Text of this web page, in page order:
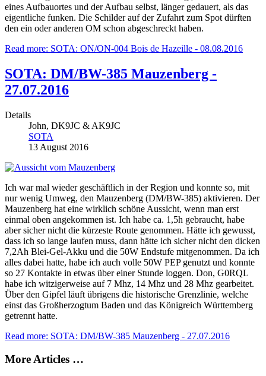
eines Aufbauortes und der Aufbau selbst, länger gedauert, als das
eigentliche funken. Die Schilder auf der Zufahrt zum Spot dürften
den ein oder anderen OM schon abgeschreckt haben.
Read more: SOTA: ON/ON-004 Bois de Hazeille - 08.08.2016
SOTA: DM/BW-385 Mauzenberg -
27.07.2016
Details
John, DK9JC & AK9JC
SOTA
13 August 2016
Ich war mal wieder geschäftlich in der Region und konnte so, mit
nur wenig Umweg, den Mauzenberg (DM/BW-385) aktivieren. Der
Mauzenberg hat eine wirklich schöne Aussicht, wenn man erst
einmal oben angekommen ist. Ich habe ca. 1,5h gebraucht, habe
aber sicher nicht die kürzeste Route genommen. Hätte ich gewusst,
dass ich so lange laufen muss, dann hätte ich sicher nicht den dicken
7,2Ah Blei-Gel-Akku und die 50W Endstufe mitgenommen. Da ich
alles dabei hatte, habe ich auch volle 50W PEP genutzt und konnte
so 27 Kontakte in etwas über einer Stunde loggen. Don, G0RQL
habe ich witzigerweise auf 7 Mhz, 14 Mhz und 28 Mhz gearbeitet.
Über den Gipfel läuft übrigens die historische Grenzlinie, welche
einst das Großherzogtum Baden und das Königreich Württemberg
getrennt hatte.
Read more: SOTA: DM/BW-385 Mauzenberg - 27.07.2016
More Articles …